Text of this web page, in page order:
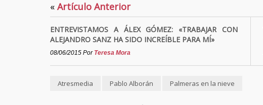
« Artículo Anterior
ENTREVISTAMOS A ÁLEX GÓMEZ: «TRABAJAR CON
ALEJANDRO SANZ HA SIDO INCREÍBLE PARA MÍ»
08/06/2015 Por Teresa Mora
Atresmedia Pablo Alborán Palmeras en la nieve